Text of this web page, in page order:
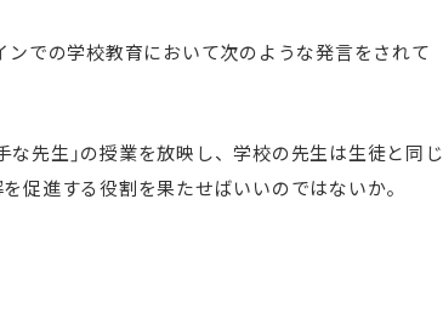
ンでの学校教育において次のような発言をされて
先生」の授業を放映し、学校の先生は生徒と同じ
促進する役割を果たせばいいのではないか。